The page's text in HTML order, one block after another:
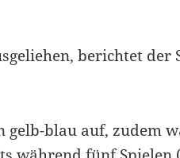
berichtet der
gelb-blau auf, zudem